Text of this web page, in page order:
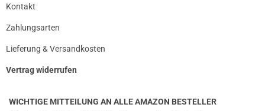
Kontakt
Zahlungsarten
Lieferung & Versandkosten
Vertrag widerrufen
WICHTIGE MITTEILUNG AN ALLE AMAZON BESTELLER